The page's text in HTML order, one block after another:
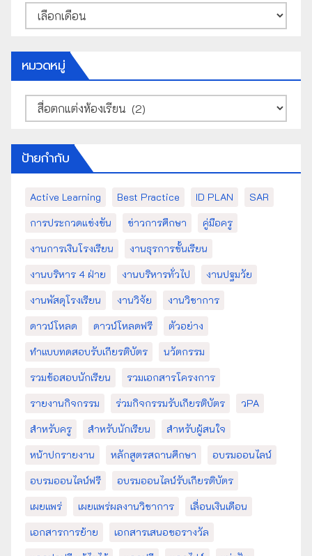
คลัง
เก็บ
หมวดหมู่
หมวด
หมู่
ป้ายกำกับ
Active Learning Best Practice ID PLAN
SAR
การประกวดแข่งขัน
ข่าวการศึกษา
คู่มือครู
งานการเงินโรงเรียน
งานธุรการชั้นเรียน
งานบริหาร 4 ฝ่าย
งานบริหารทั่วไป
งานปฐมวัย
งานพัสดุโรงเรียน
งานวิจัย
งานวิชาการ
ดาวน์โหลด
ดาวน์โหลดฟรี
ตัวอย่าง
ทำแบบทดสอบรับเกียรติบัตร
นวัตกรรม
รวมข้อสอบนักเรียน
รวมเอกสารโครงการ
รายงานกิจกรรม
ร่วมกิจกรรมรับเกียรติบัตร
วPA
สำหรับครู
สำหรับนักเรียน
สำหรับผู้สนใจ
หน้าปกรายงาน
หลักสูตรสถานศึกษา
อบรมออนไลน์
อบรมออนไลน์ฟรี
อบรมออนไลน์รับเกียรติบัตร
เผยแพร่
เผยแพร่ผลงานวิชาการ
เลื่อนเงินเดือน
เอกสารการย้าย
เอกสารเสนอขอรางวัล